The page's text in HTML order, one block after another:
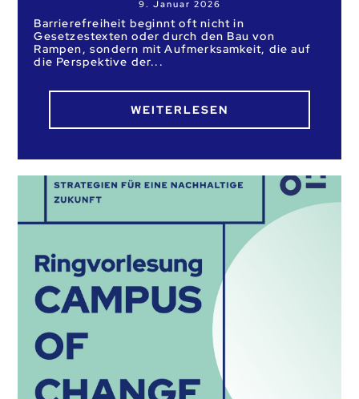
9. Januar 2026
Barrierefreiheit beginnt oft nicht in
Gesetzestexten oder durch den Bau von
Rampen, sondern mit Aufmerksamkeit, die auf
die Perspektive der
WEITERLESEN